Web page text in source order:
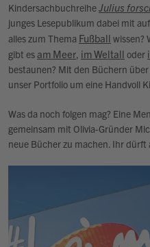
KindersachbuchreiheJulius
junges Lesepublikum dabei mit
alles zum Thema Fußball wissen?
gibt es am Meer, im Weltall oder
bestaunen? Mit den Büchern
unser Portfolio um eine Handvoll
Was da noch folgen mag? Eine
gemeinsam mit Olivia-Gründer
neue Bücher zu machen. Ihr